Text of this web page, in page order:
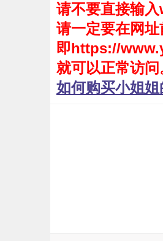
请不要直接输
请一定要在网
即https://
就可以正常访问
如何购买小姐